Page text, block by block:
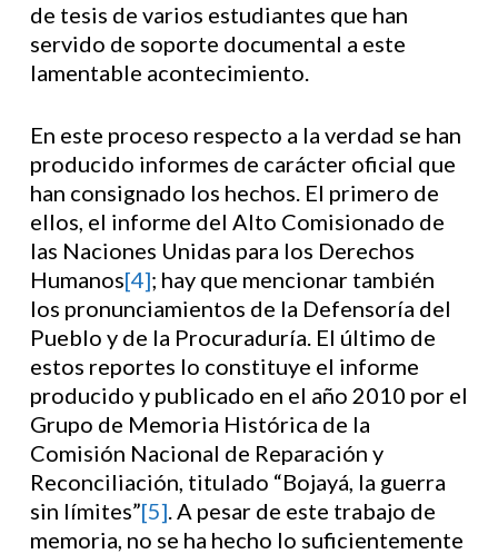
de tesis de varios estudiantes que han
servido de soporte documental a este
lamentable acontecimiento.
En este proceso respecto a la verdad se han
producido informes de carácter oficial que
han consignado los hechos. El primero de
ellos, el informe del Alto Comisionado de
las Naciones Unidas para los Derechos
Humanos[4]; hay que mencionar también
los pronunciamientos de la Defensoría del
Pueblo y de la Procuraduría. El último de
estos reportes lo constituye el informe
producido y publicado en el año 2010 por el
Grupo de Memoria Histórica de la
Comisión Nacional de Reparación y
Reconciliación, titulado “Bojayá, la guerra
sin límites”[5]. A pesar de este trabajo de
memoria, no se ha hecho lo suficientemente